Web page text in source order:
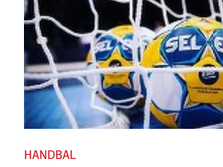
HANDBAL